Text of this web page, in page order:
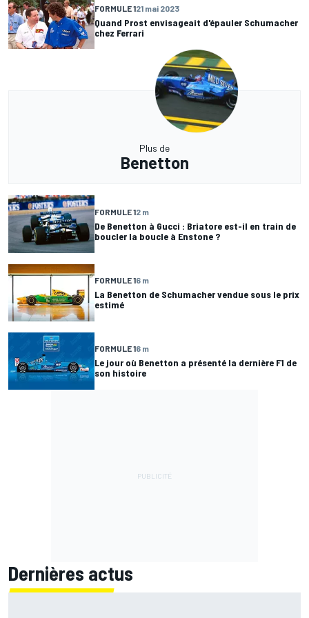
FORMULE 121 mai 2023
Quand Prost envisageait d'épauler Schumacher
chez Ferrari
Plus de
Benetton
FORMULE 12 m
De Benetton à Gucci : Briatore est-il en train de
boucler la boucle à Enstone ?
FORMULE 16 m
La Benetton de Schumacher vendue sous le prix
estimé
FORMULE 16 m
Le jour où Benetton a présenté la dernière F1 de
son histoire
Dernières actus